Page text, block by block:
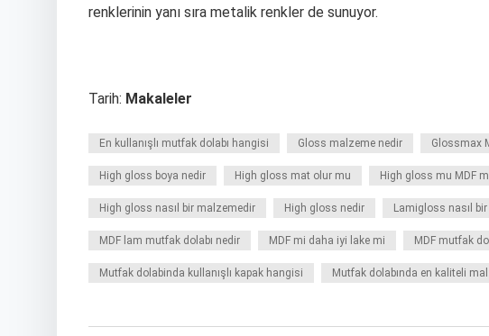
renklerinin yanı sıra metalik renkler de sunuyor.
Tarih: Makaleler
En kullanışlı mutfak dolabı hangisi Gloss malzeme nedir Glossmax
High gloss boya nedir High gloss mat olur mu High gloss mu MDF
High gloss nasıl bir malzemedir High gloss nedir Lamigloss nasıl
MDF lam mutfak dolabı nedir MDF mi daha iyi lake mi MDF mutfak
Mutfak dolabinda kullanışlı kapak hangisi Mutfak dolabında en kaliteli